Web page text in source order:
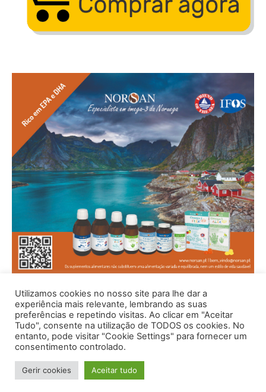
© 1996 - 2026 -Saúde e Bem Estar - Hosted and Designed By
Utilizamos cookies no nosso site para lhe dar a
experiência mais relevante, lembrando as suas
preferências e repetindo visitas. Ao clicar em "Aceitar
Tudo", consente na utilização de TODOS os cookies. No
entanto, pode visitar "Cookie Settings" para fornecer um
consentimento controlado.
Gerir cookies Aceitar tudo